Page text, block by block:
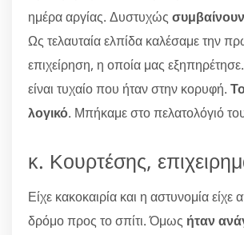
ημέρα αργίας. Δυστυχώς συμβαίνουν
Ως τελαυταία ελπίδα καλέσαμε την
επιχείρηση, η οποία μας
είναι τυχαίο που ήταν στην κορυφή.
λογικό. Μπήκαμε στο πελατολόγιό
κ. Κουρτέσης,
Είχε κακοκαιρία και η αστυνομία είχε
δρόμο προς το σπίτι. Όμως ήταν